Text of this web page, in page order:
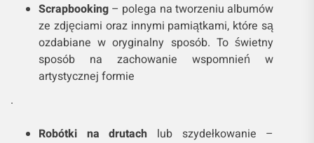
Scrapbooking – polega na tworzeniu albumów
ze zdjęciami oraz innymi pamiątkami, które są
ozdabiane w oryginalny sposób. To świetny
sposób na zachowanie wspomnień w
artystycznej formie
.
Robótki na drutach lub szydełkowanie –